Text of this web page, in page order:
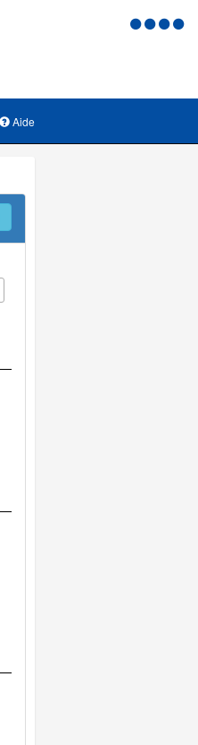
Menu
Aide